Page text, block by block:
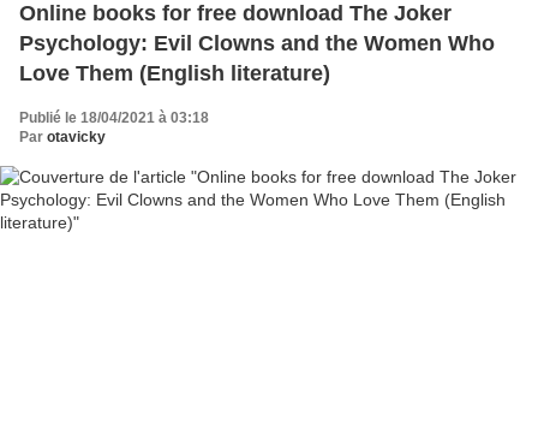
Online books for free download The Joker
Psychology: Evil Clowns and the Women Who
Love Them (English literature)
Publié le 18/04/2021 à 03:18
Par otavicky